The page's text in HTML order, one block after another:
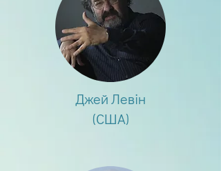
Джей Левін
(США)